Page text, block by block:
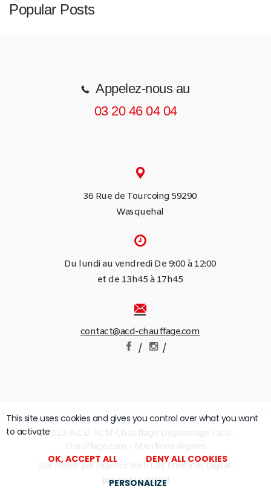
Popular Posts
Appelez-nous au
03 20 46 04 04
36 Rue de Tourcoing 59290
Wasquehal
Du lundi au vendredi De 9:00 à 12:00
et de 13h45 à 17h45
contact@acd-chauffage.com
/ /
© 2023 A.C.D Actif Chauffage Dépannage / acd-
Site réalisé par
promatec.digital
This site uses cookies and gives you control over what you want
to activate
OK, ACCEPT ALL
DENY ALL COOKIES
PERSONALIZE